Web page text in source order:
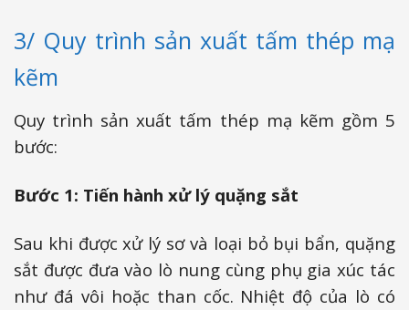
3/ Quy trình sản xuất tấm thép mạ
kẽm
Quy trình sản xuất tấm thép mạ kẽm gồm 5
bước:
Bước 1: Tiến hành xử lý quặng sắt
Sau khi được xử lý sơ và loại bỏ bụi bẩn, quặng
sắt được đưa vào lò nung cùng phụ gia xúc tác
như đá vôi hoặc than cốc. Nhiệt độ của lò có